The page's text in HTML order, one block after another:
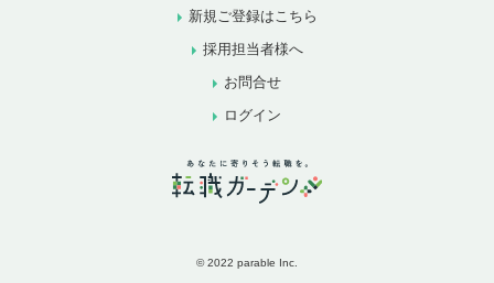
新規ご登録はこちら
採用担当者様へ
お問合せ
ログイン
© 2022 parable Inc.